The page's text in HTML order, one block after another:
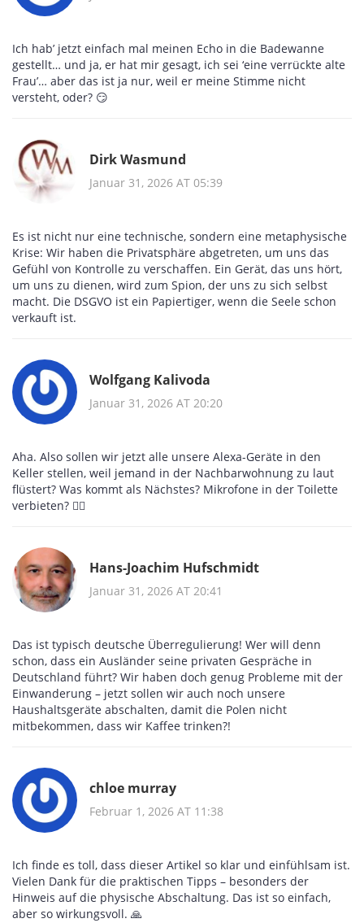
Ich hab’ jetzt einfach mal meinen Echo in die Badewanne
gestellt… und ja, er hat mir gesagt, ich sei ‘eine verrückte alte
Frau’… aber das ist ja nur, weil er meine Stimme nicht
versteht, oder? 😏
Dirk Wasmund
Januar 31, 2026 AT 05:39
Es ist nicht nur eine technische, sondern eine metaphysische
Krise: Wir haben die Privatsphäre abgetreten, um uns das
Gefühl von Kontrolle zu verschaffen. Ein Gerät, das uns hört,
um uns zu dienen, wird zum Spion, der uns zu sich selbst
macht. Die DSGVO ist ein Papiertiger, wenn die Seele schon
verkauft ist.
Wolfgang Kalivoda
Januar 31, 2026 AT 20:20
Aha. Also sollen wir jetzt alle unsere Alexa-Geräte in den
Keller stellen, weil jemand in der Nachbarwohnung zu laut
flüstert? Was kommt als Nächstes? Mikrofone in der Toilette
verbieten? 🤦‍♂️
Hans-Joachim Hufschmidt
Januar 31, 2026 AT 20:41
Das ist typisch deutsche Überregulierung! Wer will denn
schon, dass ein Ausländer seine privaten Gespräche in
Deutschland führt? Wir haben doch genug Probleme mit der
Einwanderung – jetzt sollen wir auch noch unsere
Haushaltsgeräte abschalten, damit die Polen nicht
mitbekommen, dass wir Kaffee trinken?!
chloe murray
Februar 1, 2026 AT 11:38
Ich finde es toll, dass dieser Artikel so klar und einfühlsam ist.
Vielen Dank für die praktischen Tipps – besonders der
Hinweis auf die physische Abschaltung. Das ist so einfach,
aber so wirkungsvoll. 🙏